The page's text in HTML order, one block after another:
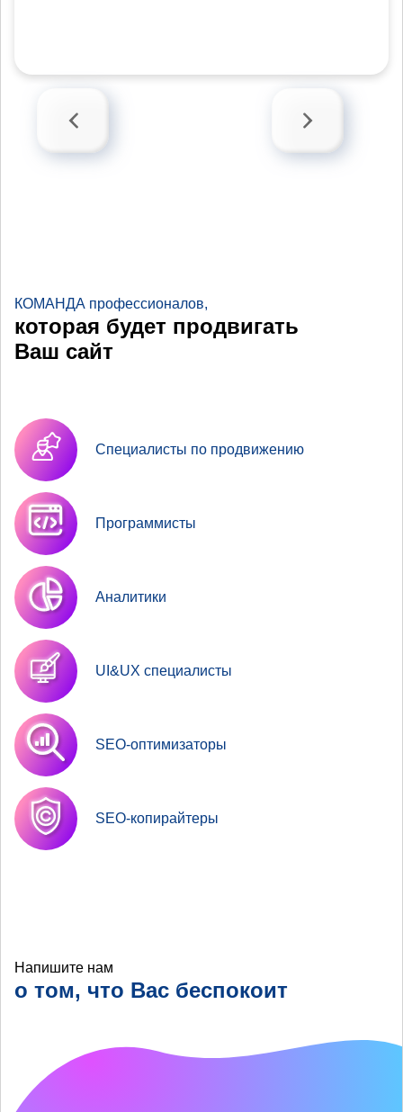
КОМАНДА профессионалов,
которая будет продвигать
Ваш сайт
Специалисты по продвижению
Программисты
Аналитики
UI&UX специалисты
SEO-оптимизаторы
SEO-копирайтеры
Напишите нам
о том, что Вас беспокоит